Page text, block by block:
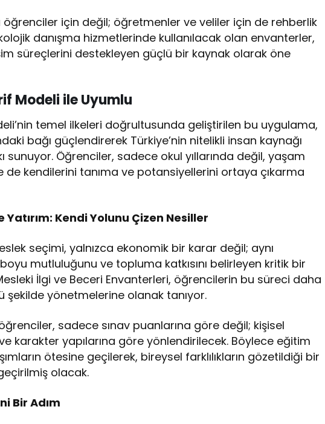
öğrenciler için değil; öğretmenler ve veliler için de rehberlik
danışma hizmetlerinde kullanılacak olan envanterler,
süreçlerini destekleyen güçlü bir kaynak olarak öne
Modeli ile Uyumlu
temel ilkeleri doğrultusunda geliştirilen bu uygulama,
bağı güçlendirerek Türkiye’nin nitelikli insan kaynağı
sunuyor. Öğrenciler, sadece okul yıllarında değil, yaşam
kendilerini tanıma ve potansiyellerini ortaya çıkarma
Kendi Yolunu Çizen Nesiller
seçimi, yalnızca ekonomik bir karar değil; aynı
mutluluğunu ve topluma katkısını belirleyen kritik bir
İlgi ve Beceri Envanterleri, öğrencilerin bu süreci daha
şekilde yönetmelerine olanak tanıyor.
sadece sınav puanlarına göre değil; kişisel
karakter yapılarına göre yönlendirilecek. Böylece eğitim
ötesine geçilerek, bireysel farklılıkların gözetildiği bir
olacak.
Bir Adım